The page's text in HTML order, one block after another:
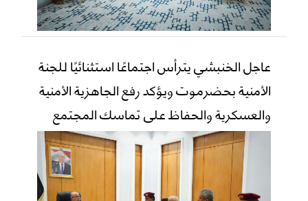
عاجل الخنبشي يترأس اجتماعًا استثنائيًا للجنة
الأمنية بحضرموت ويؤكد رفع الجاهزية الأمنية
والعسكرية والحفاظ على تماسك المجتمع